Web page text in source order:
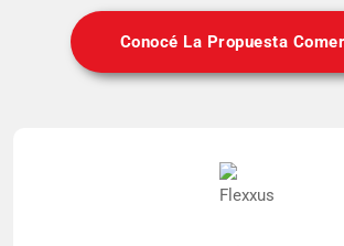
Conocé La Propuesta